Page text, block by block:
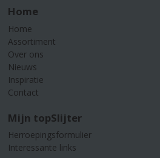
Home
Home
Assortiment
Over ons
Nieuws
Inspiratie
Contact
Mijn topSlijter
Herroepingsformulier
Interessante links